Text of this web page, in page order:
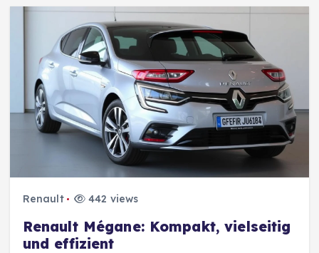
Renault 442 views
Renault Mégane: Kompakt, vielseitig
und effizient